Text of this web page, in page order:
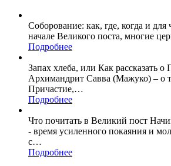
Соборование: как, где, когда и для
начале Великого поста, многие
Подробнее
Запах хлеба, или Как рассказать о
Архимандрит Савва (Мажуко) – о
Причастие,…
Подробнее
Что почитать в Великий пост
- время усиленного покаяния и
с…
Подробнее